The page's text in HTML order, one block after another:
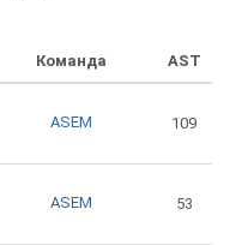
Команда AST
ASEM 109
ASEM 53